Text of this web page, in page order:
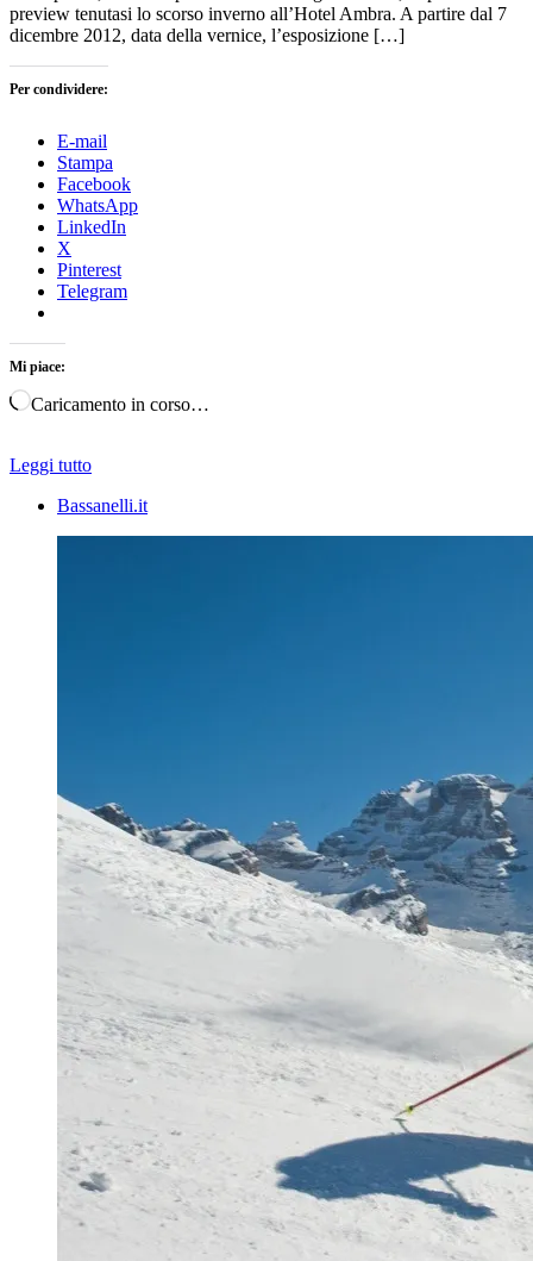
preview tenutasi lo scorso inverno all’Hotel Ambra. A partire dal 7
dicembre 2012, data della vernice, l’esposizione […]
Per condividere:
E-mail
Stampa
Facebook
WhatsApp
LinkedIn
X
Pinterest
Telegram
Mi piace:
Caricamento in corso…
Leggi tutto
Bassanelli.it